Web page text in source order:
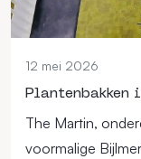
12 mei 2026
The Martin,
voormalige